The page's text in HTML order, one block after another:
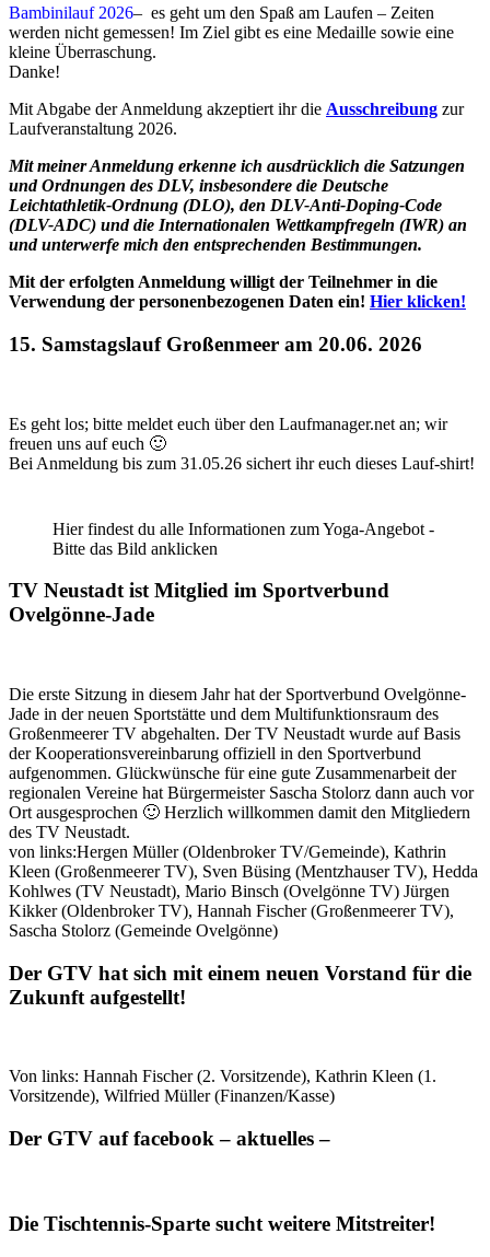
Bambinilauf 2026– es geht um den Spaß am Laufen – Zeiten
werden nicht gemessen! Im Ziel gibt es eine Medaille sowie eine
kleine Überraschung.
Danke!
Mit Abgabe der Anmeldung akzeptiert ihr die Ausschreibung zur
Laufveranstaltung 2026.
Mit meiner Anmeldung erkenne ich ausdrücklich die Satzungen
und Ordnungen des DLV, insbesondere die Deutsche
Leichtathletik-Ordnung (DLO), den DLV-Anti-Doping-Code
(DLV-ADC) und die Internationalen Wettkampfregeln (IWR) an
und unterwerfe mich den entsprechenden Bestimmungen.
Mit der erfolgten Anmeldung willigt der Teilnehmer in die
Verwendung der personenbezogenen Daten ein! Hier klicken!
15. Samstagslauf Großenmeer am 20.06. 2026
Es geht los; bitte meldet euch über den Laufmanager.net an; wir
freuen uns auf euch 🙂
Bei Anmeldung bis zum 31.05.26 sichert ihr euch dieses Lauf-shirt!
Hier findest du alle Informationen zum Yoga-Angebot -
Bitte das Bild anklicken
TV Neustadt ist Mitglied im Sportverbund
Ovelgönne-Jade
Die erste Sitzung in diesem Jahr hat der Sportverbund Ovelgönne-
Jade in der neuen Sportstätte und dem Multifunktionsraum des
Großenmeerer TV abgehalten. Der TV Neustadt wurde auf Basis
der Kooperationsvereinbarung offiziell in den Sportverbund
aufgenommen. Glückwünsche für eine gute Zusammenarbeit der
regionalen Vereine hat Bürgermeister Sascha Stolorz dann auch vor
Ort ausgesprochen 🙂 Herzlich willkommen damit den Mitgliedern
des TV Neustadt.
von links:Hergen Müller (Oldenbroker TV/Gemeinde), Kathrin
Kleen (Großenmeerer TV), Sven Büsing (Mentzhauser TV), Hedda
Kohlwes (TV Neustadt), Mario Binsch (Ovelgönne TV) Jürgen
Kikker (Oldenbroker TV), Hannah Fischer (Großenmeerer TV),
Sascha Stolorz (Gemeinde Ovelgönne)
Der GTV hat sich mit einem neuen Vorstand für die
Zukunft aufgestellt!
Von links: Hannah Fischer (2. Vorsitzende), Kathrin Kleen (1.
Vorsitzende), Wilfried Müller (Finanzen/Kasse)
Der GTV auf facebook – aktuelles –
Die Tischtennis-Sparte sucht weitere Mitstreiter!